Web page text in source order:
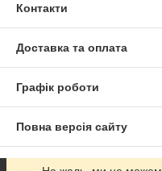
Контакти
Доставка та оплата
Графік роботи
Повна версія сайту
Сайт створено на